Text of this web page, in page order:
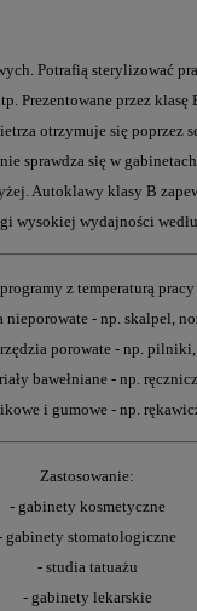
Potrafią sterylizować
przez klasę
otrzymuje się
się w
Autoklawy klasy B
wysokiej wydajności
z temperaturą
nieporowate - np. skalpel,
porowate - np. pilniki,
bawełniane - np.
i gumowe - np.
Zastosowanie:
- gabinety kosmetyczne
gabinety stomatologiczne
- studia tatuażu
- gabinety lekarskie